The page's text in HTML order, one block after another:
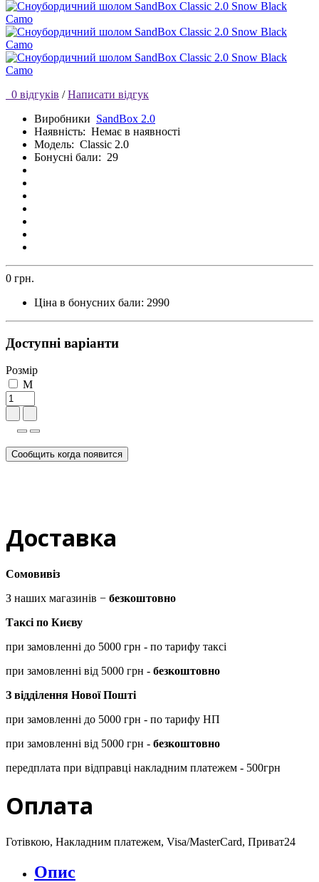
0 відгуків / Написати відгук
Виробники SandBox 2.0
Наявність: Немає в наявності
Модель: Classic 2.0
Бонусні бали: 29
0 грн.
Ціна в бонусних бали: 2990
Доступні варіанти
Розмір
M
Сообщить когда появится
Доставка
Сомовивіз
З наших магазинів − безкоштовно
Таксі по Києву
при замовленні до 5000 грн - по тарифу таксі
при замовленні від 5000 грн - безкоштовно
З відділення Нової Пошті
при замовленні до 5000 грн - по тарифу НП
при замовленні від 5000 грн - безкоштовно
передплата при відправці накладним платежем - 500грн
Оплата
Готівкою, Накладним платежем, Visa/MasterCard, Приват24
Опис